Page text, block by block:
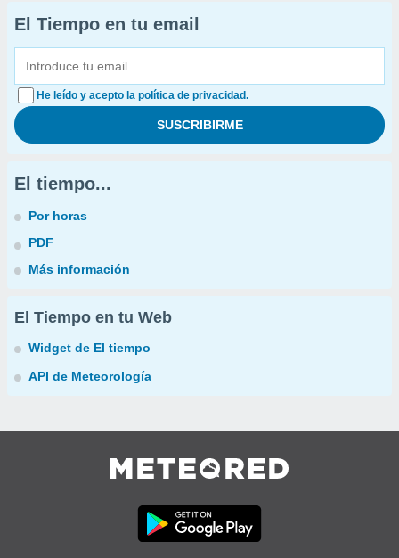
El Tiempo en tu email
He leído y acepto la política de privacidad.
El tiempo...
Por horas
PDF
Más información
El Tiempo en tu Web
Widget de El tiempo
API de Meteorología